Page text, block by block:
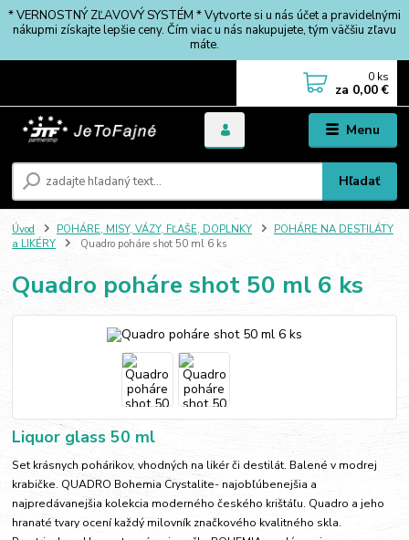
* VERNOSTNÝ ZĽAVOVÝ SYSTÉM * Vytvorte si u nás účet a pravidelnými
nákupmi získajte lepšie ceny. Čím viac u nás nakupujete, tým väčšiu zľavu
máte.
Menu
Hľadať
0 ks
za 0,00 €
Úvod POHÁRE, MISY, VÁZY, FĽAŠE, DOPLNKY
POHÁRE NA DESTILÁTY
a LIKÉRY
Quadro poháre shot 50 ml 6 ks
Quadro poháre shot 50 ml 6 ks
Liquor glass 50 ml
Set krásnych pohárikov, vhodných na likér či destilát. Balené v modrej
krabičke. QUADRO Bohemia Crystalite- najobľúbenejšia a
najpredávanejšia kolekcia moderného českého krištáľu. Quadro a jeho
hranaté tvary ocení každý milovník značkového kvalitného skla.